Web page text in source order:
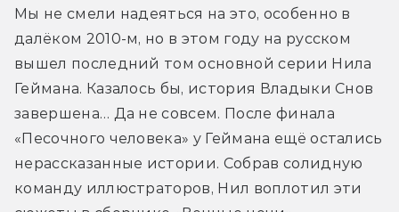
Мы не смели надеяться на это, особенно в
далёком 2010-м, но в этом году на русском
вышел последний том основной серии Нила
Геймана. Казалось бы, история Владыки Снов
завершена… Да не совсем. После финала
«Песочного человека» у Геймана ещё остались
нерассказанные истории. Собрав солидную
команду иллюстраторов, Нил воплотил эти